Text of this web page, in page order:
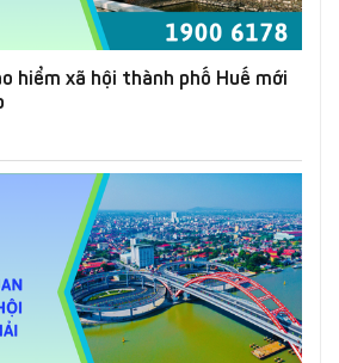
hiểm xã hội thành phố Huế mới